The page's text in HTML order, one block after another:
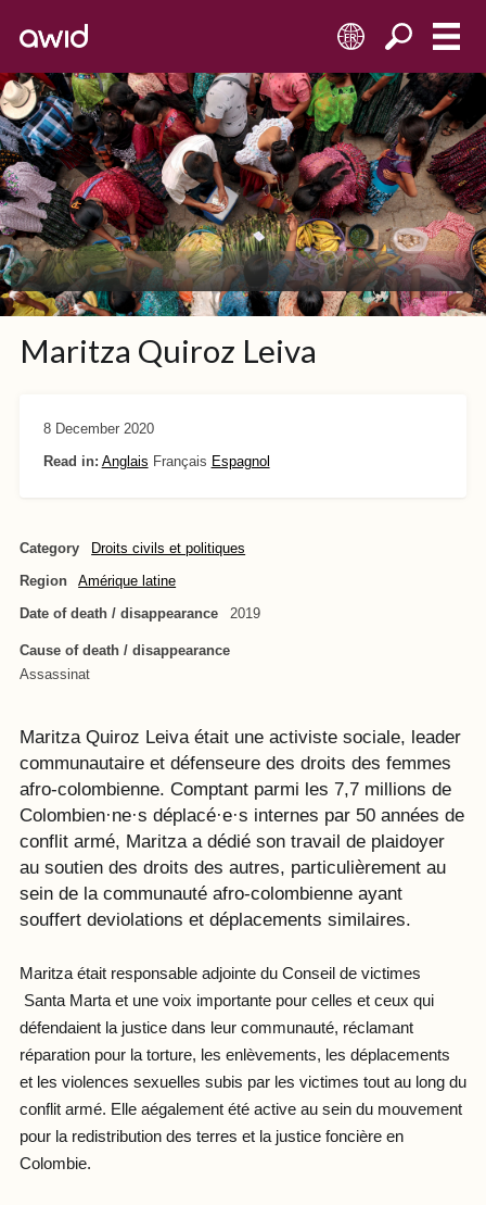
FR
Maritza Quiroz Leiva
8 December 2020
Read in: Anglais Français Espagnol
Category Droits civils et politiques
Region Amérique latine
Date of death / disappearance 2019
Cause of death / disappearance
Assassinat
Maritza Quiroz Leiva était une activiste sociale, leader
communautaire et défenseure des droits des femmes
afro-colombienne. Comptant parmi les 7,7 millions de
Colombien·ne·s déplacé·e·s internes par 50 années de
conflit armé, Maritza a dédié son travail de plaidoyer
au soutien des droits des autres, particulièrement au
sein de la communauté afro-colombienne ayant
souffert deviolations et déplacements similaires.
Maritza était responsable adjointe du Conseil de victimes
Santa Marta et une voix importante pour celles et ceux qui
défendaient la justice dans leur communauté, réclamant
réparation pour la torture, les enlèvements, les déplacements
et les violences sexuelles subis par les victimes tout au long du
conflit armé. Elle aégalement été active au sein du mouvement
pour la redistribution des terres et la justice foncière en
Colombie.